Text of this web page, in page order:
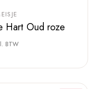
Hart Oud roze
BTW